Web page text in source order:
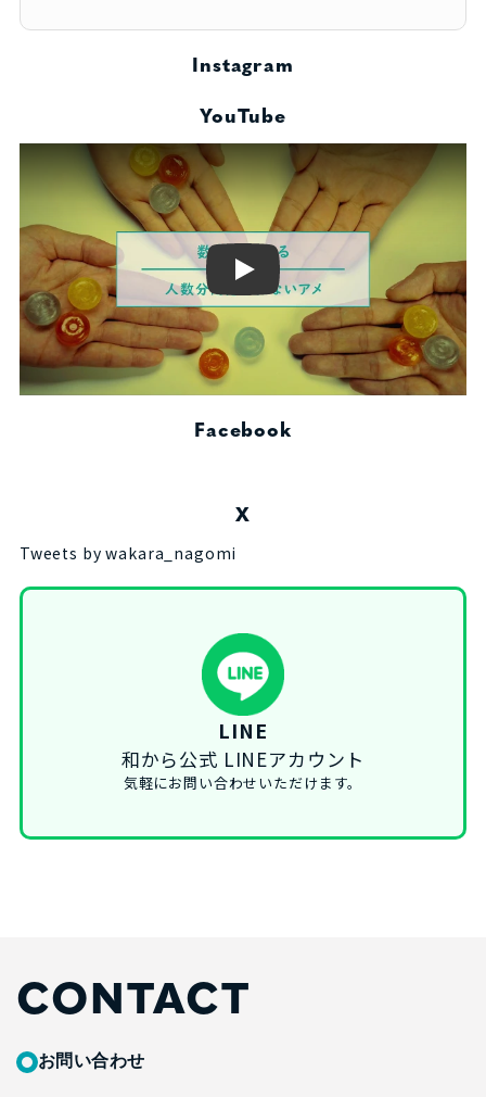
Instagram
YouTube
Play
Facebook
X
Tweets by wakara_nagomi
LINE
和から公式 LINEアカウント
気軽にお問い合わせいただけます。
CONTACT
お問い合わせ